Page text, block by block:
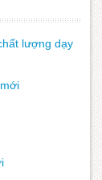
lượng dạy